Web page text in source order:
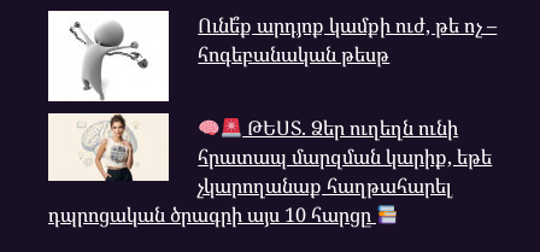
Ունե՞ք արդյոք կամքի ուժ, թե ոչ –
հոգեբանական թեսթ
ԹԵՍՏ. Ձեր ուղեղն ունի
հրատապ մարզման կարիք, եթե
չկարողանաք հաղթահարել
դպրոցական ծրագրի այս 10 հարցը